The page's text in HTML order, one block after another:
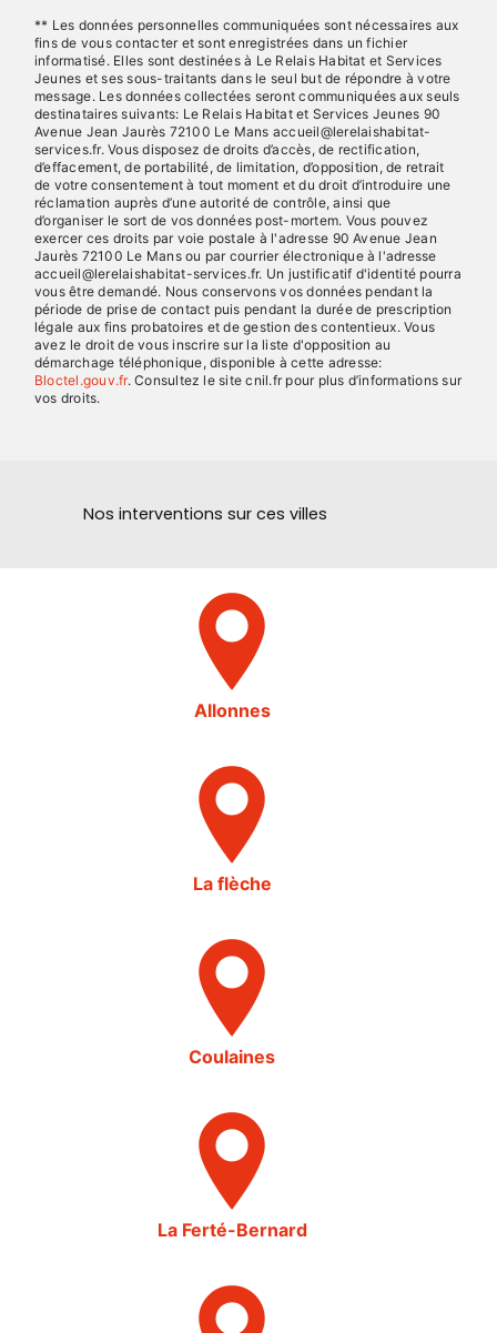
** Les données personnelles communiquées sont nécessaires aux
fins de vous contacter et sont enregistrées dans un fichier
informatisé. Elles sont destinées à Le Relais Habitat et Services
Jeunes et ses sous-traitants dans le seul but de répondre à votre
message. Les données collectées seront communiquées aux seuls
destinataires suivants: Le Relais Habitat et Services Jeunes 90
Avenue Jean Jaurès 72100 Le Mans accueil@lerelaishabitat-
services.fr. Vous disposez de droits d’accès, de rectification,
d’effacement, de portabilité, de limitation, d’opposition, de retrait
de votre consentement à tout moment et du droit d’introduire une
réclamation auprès d’une autorité de contrôle, ainsi que
d’organiser le sort de vos données post-mortem. Vous pouvez
exercer ces droits par voie postale à l'adresse 90 Avenue Jean
Jaurès 72100 Le Mans ou par courrier électronique à l'adresse
accueil@lerelaishabitat-services.fr. Un justificatif d'identité pourra
vous être demandé. Nous conservons vos données pendant la
période de prise de contact puis pendant la durée de prescription
légale aux fins probatoires et de gestion des contentieux. Vous
avez le droit de vous inscrire sur la liste d'opposition au
démarchage téléphonique, disponible à cette adresse:
Bloctel.gouv.fr. Consultez le site cnil.fr pour plus d’informations sur
vos droits.
Nos interventions sur ces villes
Allonnes
La flèche
Coulaines
La Ferté-Bernard